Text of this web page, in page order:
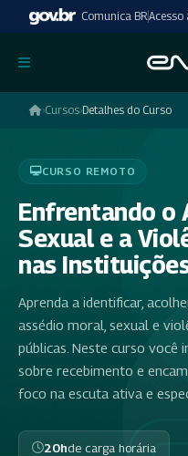
Comunica BR
›Cursos›Detalhes do Curso
CURSO REMOTO
Enfrentando o
Sexual e a
nas
Aprenda a identificar,
assédio moral, sexual e
públicas. Neste curso você
sobre recebimento e
foco na escuta ativa e
20hde carga horária